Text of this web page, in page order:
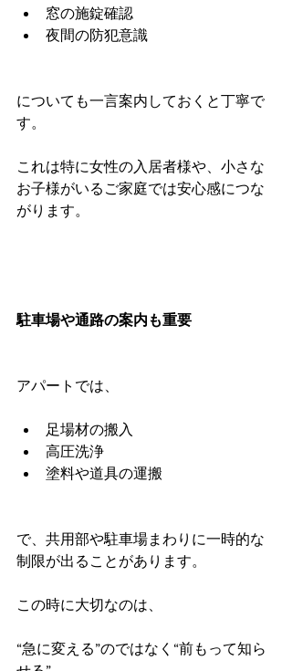
窓の施錠確認
夜間の防犯意識
についても一言案内しておくと丁寧で
す。
これは特に女性の入居者様や、小さな
お子様がいるご家庭では安心感につな
がります。
駐車場や通路の案内も重要
アパートでは、
足場材の搬入
高圧洗浄
塗料や道具の運搬
で、共用部や駐車場まわりに一時的な
制限が出ることがあります。
この時に大切なのは、
“急に変える”のではなく“前もって知ら